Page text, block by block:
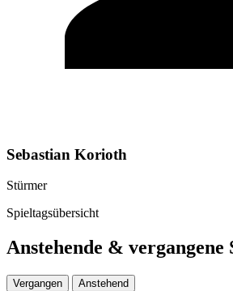
Sebastian Korioth
Stürmer
Spieltagsübersicht
Anstehende & vergangene
Vergangen Anstehend